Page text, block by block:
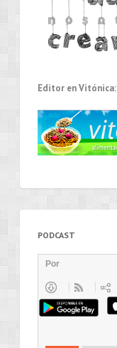
Editor en Vitónica:
PODCAST